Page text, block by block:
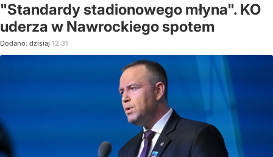
"Standardy stadionowego młyna". KO
uderza w Nawrockiego spotem
Dodano: dzisiaj 12:31